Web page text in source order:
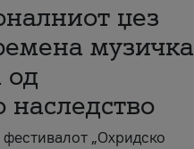
џез
музичка
од
наследство
„Охридско